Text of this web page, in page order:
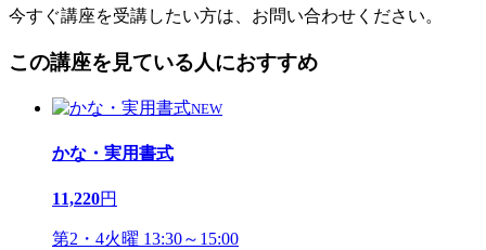
今すぐ講座を受講したい方は、お問い合わせください。
この講座を見ている人におすすめ
NEW
かな・実用書式
11,220円
第2・4火曜 13:30～15:00